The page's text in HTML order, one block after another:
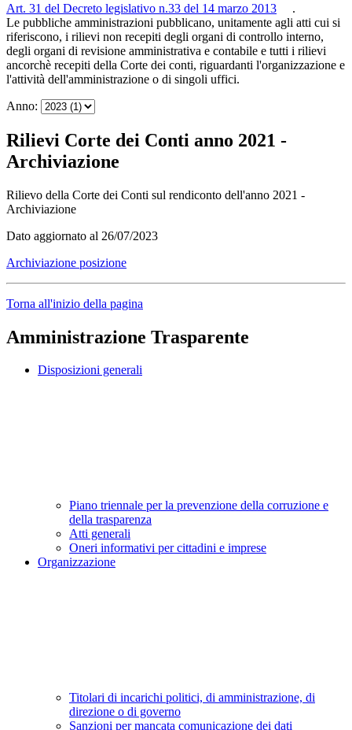
Art. 31 del Decreto legislativo n.33 del 14 marzo 2013
.
Le pubbliche amministrazioni pubblicano, unitamente agli atti cui si
riferiscono, i rilievi non recepiti degli organi di controllo interno,
degli organi di revisione amministrativa e contabile e tutti i rilievi
ancorchè recepiti della Corte dei conti, riguardanti l'organizzazione e
l'attività dell'amministrazione o di singoli uffici.
Anno:
Rilievi Corte dei Conti anno 2021 -
Archiviazione
Rilievo della Corte dei Conti sul rendiconto dell'anno 2021 -
Archiviazione
Dato aggiornato al 26/07/2023
Archiviazione posizione
Torna all'inizio della pagina
Amministrazione Trasparente
Disposizioni generali
Piano triennale per la prevenzione della corruzione e
della trasparenza
Atti generali
Oneri informativi per cittadini e imprese
Organizzazione
Titolari di incarichi politici, di amministrazione, di
direzione o di governo
Sanzioni per mancata comunicazione dei dati